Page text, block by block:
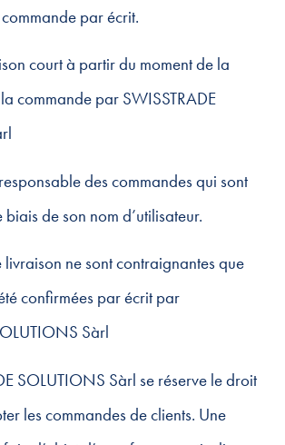
par écrit.
court à partir du moment de la
commande par SWISSTRADE
des commandes qui sont
de son nom d’utilisateur.
livraison ne sont contraignantes que
confirmées par écrit par
Sàrl
SOLUTIONS Sàrl se réserve le droit
les commandes de clients. Une